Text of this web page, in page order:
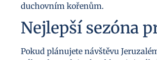
duchovním kořenům.
Nejlepší sezóna
Pokud plánujete návštěvu